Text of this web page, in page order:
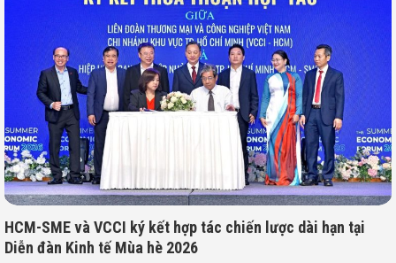
HCM-SME và VCCI ký kết hợp tác chiến lược dài hạn tại
Diễn đàn Kinh tế Mùa hè 2026